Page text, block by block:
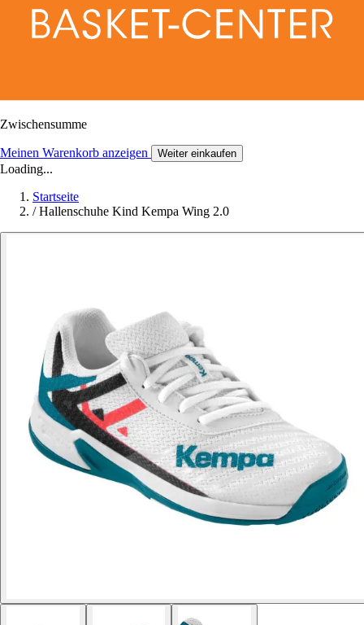
Zwischensumme
Meinen Warenkorb anzeigen Weiter einkaufen
Loading...
Startseite
/ Hallenschuhe Kind Kempa Wing 2.0